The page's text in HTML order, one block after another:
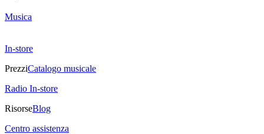
Musica
In-store
PrezziCatalogo musicale
Radio In-store
RisorseBlog
Centro assistenza